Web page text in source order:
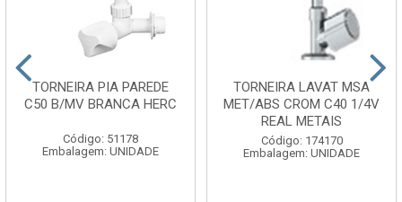
TORNEIRA PIA PAREDE
C50 B/MV BRANCA HERC
Código: 51178
Embalagem: UNIDADE
TORNEIRA LAVAT MSA
MET/ABS CROM C40 1/4V
REAL METAIS
Código: 174170
Embalagem: UNIDADE